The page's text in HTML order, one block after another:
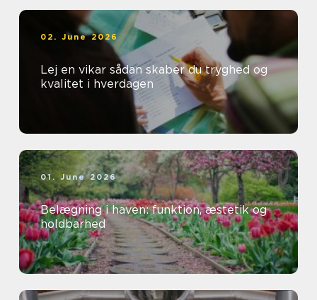
02. June 2026
Lej en vikar sådan skaber du tryghed og
kvalitet i hverdagen
01. June 2026
Belægning i haven: funktion, æstetik og
holdbarhed